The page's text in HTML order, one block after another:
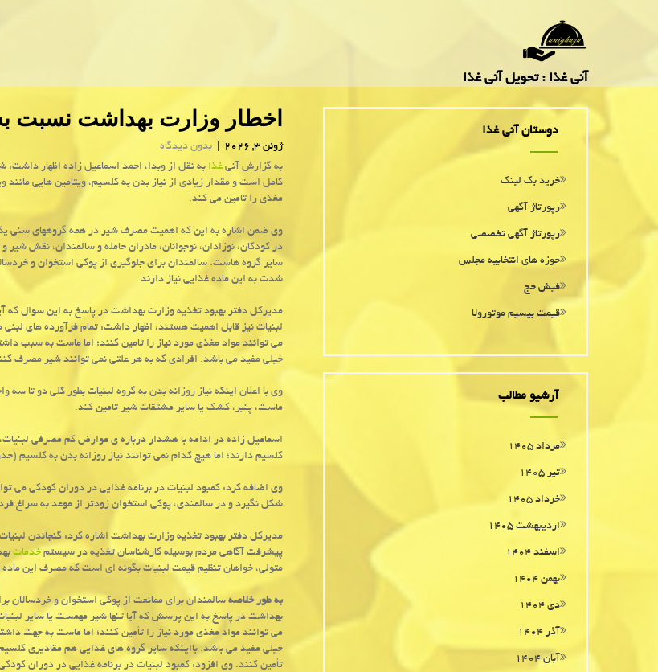
آنی غذا : تحویل آنی غذا
اخطار وزارت بهداشت نسبت
ژوئن 3, 2026
بدون دیدگاه
به گزارش آنی غذا به نقل از وبدا، احمد اسماعیل زاده اظهار داشت:
مغذی را تامین می کند.
وی ضمن اشاره به این که اهمیت مصرف شیر در همه گروههای سنی
در کودکان، نوزادان، نوجوانان، مادران حامله و سالمندان، نقش شیر
سایر گروه هاست. سالمندان برای جلوگیری از پوکی استخوان و
شدت به این ماده غذایی نیاز دارند.
مدیرکل دفتر بهبود تغذیه وزارت بهداشت در پاسخ به این سوال که
لبنیات نیز قابل اهمیت هستند، اظهار داشت: تمام فرآورده های
می توانند مواد مغذی مورد نیاز را تامین کنند؛ اما ماست به سبب
خیلی مفید می باشد. افرادی که به هر علتی نمی توانند شیر مصرف
وی با اعلان اینکه نیاز روزانه بدن به گروه لبنیات بطور کلی دو تا
ماست، پنیر، کشک یا سایر مشتقات شیر تامین کند.
اسماعیل زاده در ادامه با هشدار درباره ی عوارض کم مصرفی
کلسیم دارند؛ اما هیچ کدام نمی توانند نیاز روزانه بدن به کلسیم (حدود ۱۲۰۰ میلی گرم) را تامین
وی اضافه کرد: کمبود لبنیات در برنامه غذایی در دوران کودکی می
شکل نگیرد و در سالمندی، پوکی استخوان زودتر از موعد به سراغ
مدیرکل دفتر بهبود تغذیه وزارت بهداشت اشاره کرد: گنجاندن
پیشرفت آگاهی مردم بوسیله کارشناسان تغذیه در سیستم خدمات
متولی، خواهان تنظیم قیمت لبنیات بگونه ای است که مصرف این
به طور خلاصه سالمندان برای ممانعت از پوکی استخوان و خردسالان
بهداشت در پاسخ به این پرسش که آیا تنها شیر مهمست یا سایر
می توانند مواد مغذی مورد نیاز را تأمین کنند؛ اما ماست به جهت
تأمین کنند. وی افزود: کمبود لبنیات در برنامه غذایی در دوران
دوستان آنی غذا
خرید بک لینک
رپورتاژ آگهی
رپورتاژ آگهی تخصصی
حوزه های انتخابیه مجلس
فیش حج
قیمت بیسیم موتورولا
آرشیو مطالب
مرداد ۱۴۰۵
تیر ۱۴۰۵
خرداد ۱۴۰۵
اردیبهشت ۱۴۰۵
اسفند ۱۴۰۴
بهمن ۱۴۰۴
دی ۱۴۰۴
آذر ۱۴۰۴
آبان ۱۴۰۴